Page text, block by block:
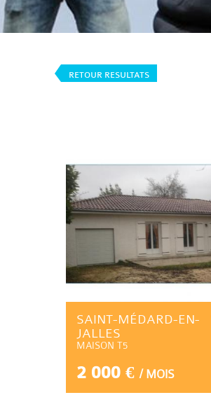
RETOUR RESULTATS
SAINT-MÉDARD-EN-
JALLES
MAISON T5
2 000 €/ MOIS